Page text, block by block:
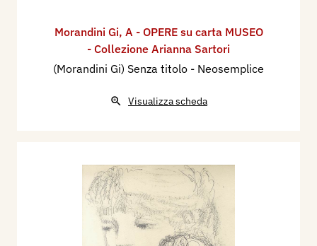
Morandini Gi, A - OPERE su carta MUSEO
- Collezione Arianna Sartori
(Morandini Gi) Senza titolo - Neosemplice
Visualizza scheda